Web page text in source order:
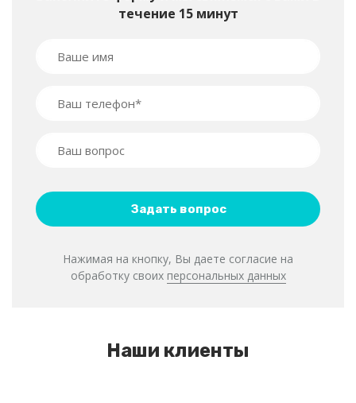
течение 15 минут
Нажимая на кнопку, Вы даете согласие на
обработку своих персональных данных
Наши клиенты